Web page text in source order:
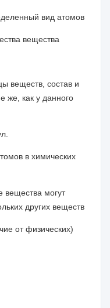
вид атомов
вещества
веществ, состав и
же, как у данного
в химических
вещества могут
других веществ
от физических)